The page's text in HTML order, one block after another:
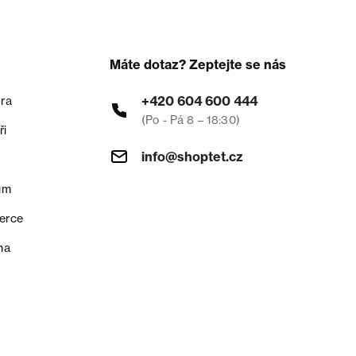
Máte dotaz? Zeptejte se nás
+420 604 600 444
(Po - Pá 8 – 18:30)
info@shoptet.cz